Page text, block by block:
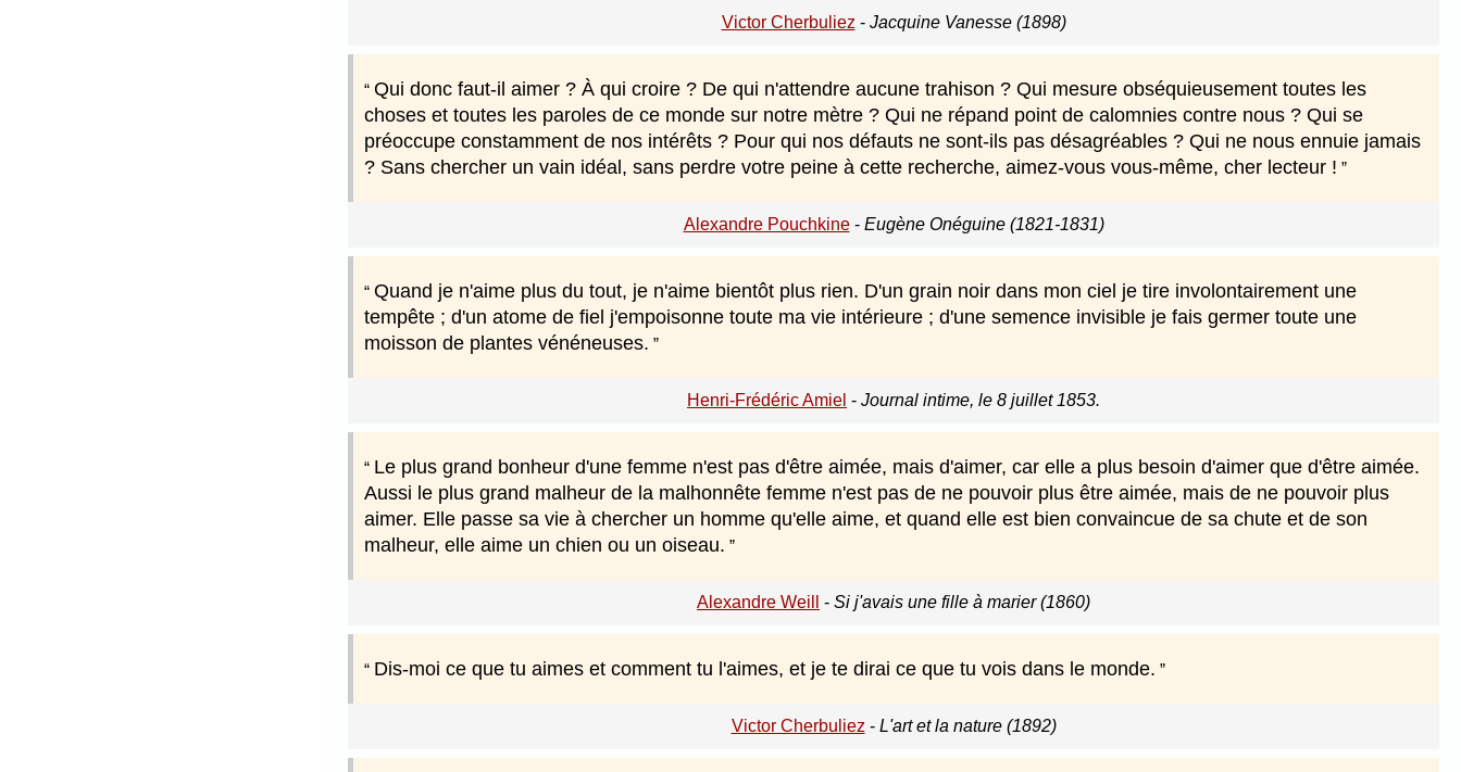
Victor Cherbuliez - Jacquine Vanesse (1898)
Qui donc faut-il aimer ? À qui croire ? De qui n'attendre aucune trahison ? Qui mesure obséquieusement toutes les
choses et toutes les paroles de ce monde sur notre mètre ? Qui ne répand point de calomnies contre nous ? Qui se
préoccupe constamment de nos intérêts ? Pour qui nos défauts ne sont-ils pas désagréables ? Qui ne nous ennuie jamais
? Sans chercher un vain idéal, sans perdre votre peine à cette recherche, aimez-vous vous-même, cher lecteur !
Alexandre Pouchkine- Eugène Onéguine (1821-1831)
Quand je n'aime plus du tout, je n'aime bientôt plus rien. D'un grain noir dans mon ciel je tire involontairement une
tempête ; d'un atome de fiel j'empoisonne toute ma vie intérieure ; d'une semence invisible je fais germer toute une
moisson de plantes vénéneuses.
Henri-Frédéric Amiel - Journal intime, le 8 juillet 1853.
Le plus grand bonheur d'une femme n'est pas d'être aimée, mais d'aimer, car elle a plus besoin d'aimer que d'être aimée.
Aussi le plus grand malheur de la malhonnête femme n'est pas de ne pouvoir plus être aimée, mais de ne pouvoir plus
aimer. Elle passe sa vie à chercher un homme qu'elle aime, et quand elle est bien convaincue de sa chute et de son
malheur, elle aime un chien ou un oiseau.
Alexandre Weill - Si j'avais une fille à marier (1860)
Dis-moi ce que tu aimes et comment tu l'aimes, et je te dirai ce que tu vois dans le monde.
Victor Cherbuliez - L'art et la nature (1892)